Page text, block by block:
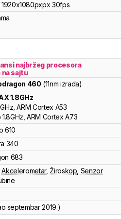
1920x1080pxpx30fps
najbržeg procesora
sajtu
460 (11nm izrada)
1.8GHz
GHz,ARM Cortex A53
1.8GHz,ARM Cortex A73
610
340
683
,Akcelerometar,Žiroskop Senzor
septembar 2019.)